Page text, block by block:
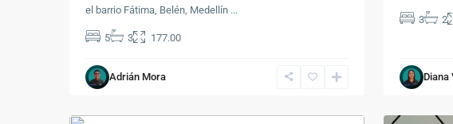
el barrio Fátima, Belén, Medellín ...
5 3 177.00
Adrián Mora
3 2
Diana
Comuna
16
Belén,
Comuna
Belén,